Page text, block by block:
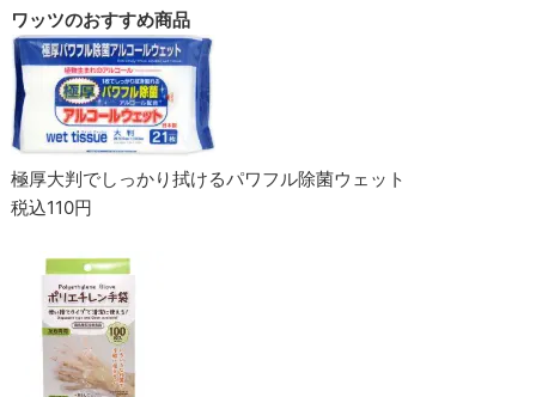
ワッツのおすすめ商品
極厚大判でしっかり拭けるパワフル除菌ウェット
税込110円